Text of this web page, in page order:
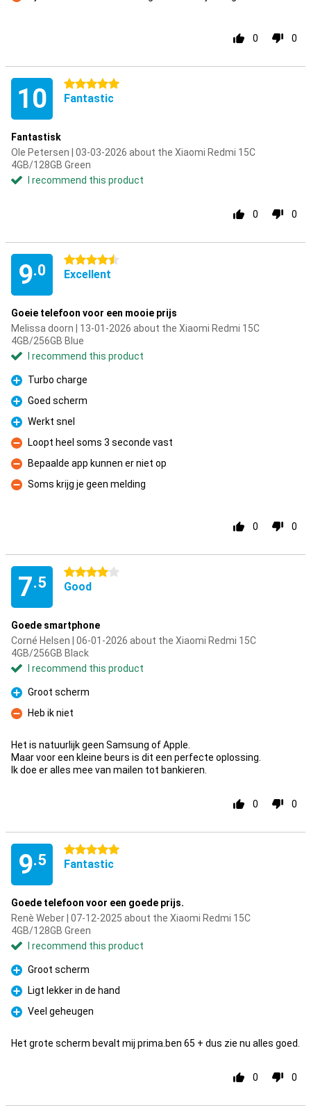
Con
0 0
10 5 stars
Fantastic
Fantastisk
Ole Petersen | 03-03-2026 about the Xiaomi Redmi 15C
4GB/128GB Green
I recommend this product
0 0
9.0
4.5 stars
Excellent
Goeie telefoon voor een mooie prijs
Melissa doorn | 13-01-2026 about the Xiaomi Redmi 15C
4GB/256GB Blue
I recommend this product
Pro
Turbo charge
Pro
Goed scherm
Pro
Werkt snel
Con
Loopt heel soms 3 seconde vast
Con
Bepaalde app kunnen er niet op
Con
Soms krijg je geen melding
0 0
7.5
4 stars
Good
Goede smartphone
Corné Helsen | 06-01-2026 about the Xiaomi Redmi 15C
4GB/256GB Black
I recommend this product
Pro
Groot scherm
Con
Heb ik niet
Het is natuurlijk geen Samsung of Apple.
Maar voor een kleine beurs is dit een perfecte oplossing.
Ik doe er alles mee van mailen tot bankieren.
0 0
9.5
5 stars
Fantastic
Goede telefoon voor een goede prijs.
Renè Weber | 07-12-2025 about the Xiaomi Redmi 15C
4GB/128GB Green
I recommend this product
Pro
Groot scherm
Pro
Ligt lekker in de hand
Pro
Veel geheugen
Het grote scherm bevalt mij prima.ben 65 + dus zie nu alles goed.
0 0